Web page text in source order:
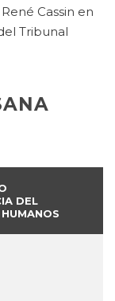
Cassin en
Tribunal
DEL